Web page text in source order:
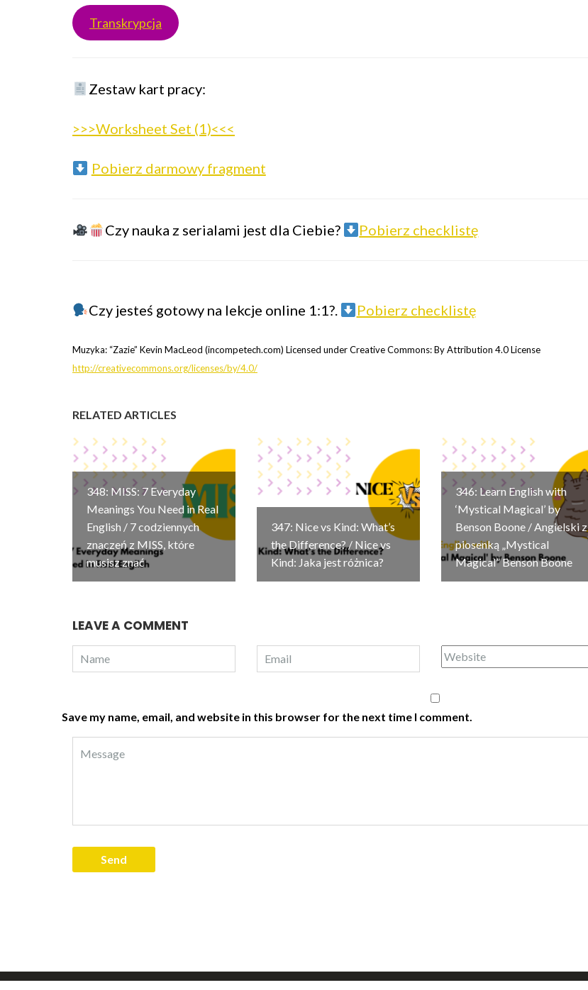
Transkrypcja
Zestaw kart pracy:
>>>Worksheet Set (1)<<<
Pobierz darmowy fragment
Czy nauka z serialami jest dla Ciebie? Pobierz checklistę
Czy jesteś gotowy na lekcje online 1:1?. Pobierz checklistę
Muzyka: “Zazie” Kevin MacLeod (incompetech.com) Licensed under Creative Commons: By Attribution 4.0 License
http://creativecommons.org/licenses/by/4.0/
RELATED ARTICLES
348: MISS: 7 Everyday
Meanings You Need in Real
English / 7 codziennych
znaczeń z MISS, które
musisz znać
347: Nice vs Kind: What’s
the Difference? / Nice vs
Kind: Jaka jest różnica?
346: Learn English with
‘Mystical Magical’ by
Benson Boone / Angielski z
piosenką „Mystical
Magical” Benson Boone
LEAVE A COMMENT
Save my name, email, and website in this browser for the next time I comment.